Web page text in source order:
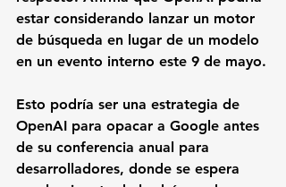
estar considerando lanzar un motor
de búsqueda en lugar de un modelo
en un evento interno este 9 de mayo.
Esto podría ser una estrategia de
OpenAI para opacar a Google antes
de su conferencia anual para
desarrolladores, donde se espera